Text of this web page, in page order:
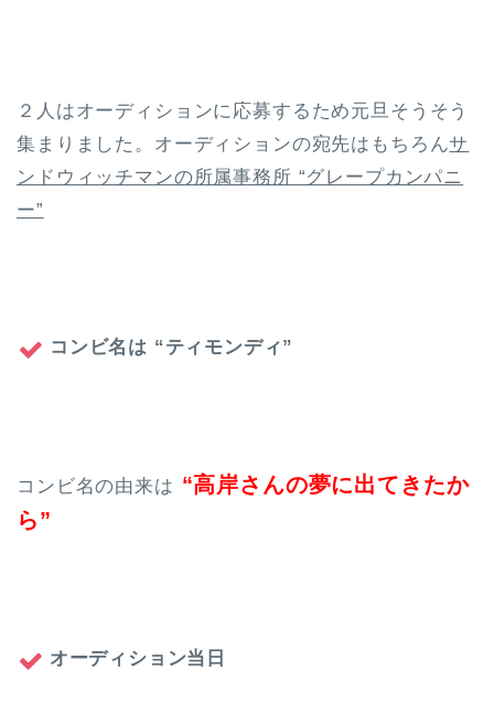
２人はオーディションに応募するため元旦そうそう
集まりました。オーディションの宛先はもちろんサ
ンドウィッチマンの所属事務所 “グレープカンパニ
ー”
コンビ名は “ティモンディ”
コンビ名の由来は “高岸さんの夢に出てきたか
ら”
オーディション当日